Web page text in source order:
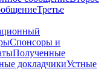
Третье
Спонсоры и
Полученные
докладчикиУстные